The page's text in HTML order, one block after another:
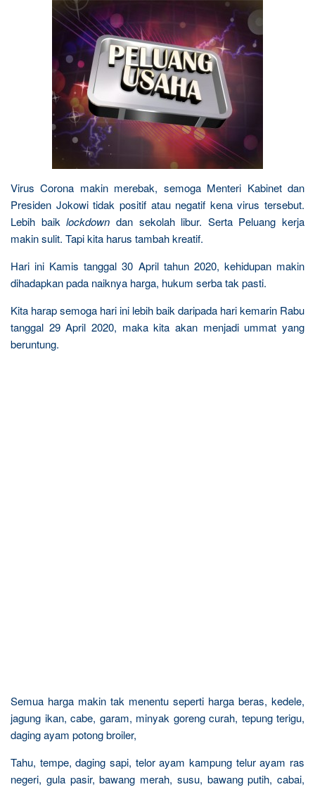
Virus Corona makin merebak, semoga Menteri Kabinet dan
Presiden Jokowi tidak positif atau negatif kena virus tersebut.
Lebih baiklockdown dan sekolah libur. Serta Peluang kerja
makin sulit. Tapi kita harus tambah kreatif.
Hari ini Kamis tanggal 30 April tahun 2020, kehidupan makin
dihadapkan pada naiknya harga, hukum serba tak pasti.
Kita harap semoga hari ini lebih baik daripada hari kemarin Rabu
tanggal 29 April 2020, maka kita akan menjadi ummat yang
beruntung.
Semua harga makin tak menentu seperti harga beras, kedele,
jagung ikan, cabe, garam, minyak goreng curah, tepung terigu,
daging ayam potong broiler,
Tahu, tempe, daging sapi, telor ayam kampung telur ayam ras
negeri, gula pasir, bawang merah, susu, bawang putih, cabai,